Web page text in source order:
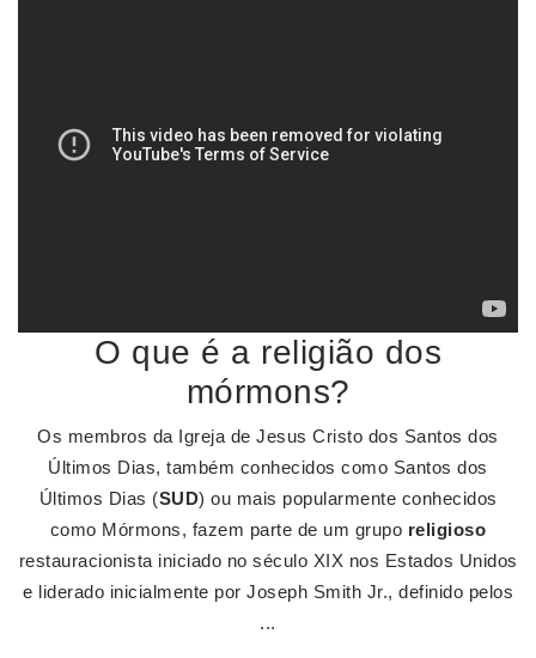
O que é a religião dos
mórmons?
Os membros da Igreja de Jesus Cristo dos Santos dos
Últimos Dias, também conhecidos como Santos dos
Últimos Dias (SUD) ou mais popularmente conhecidos
como Mórmons, fazem parte de um grupo religioso
restauracionista iniciado no século XIX nos Estados Unidos
e liderado inicialmente por Joseph Smith Jr., definido pelos
...